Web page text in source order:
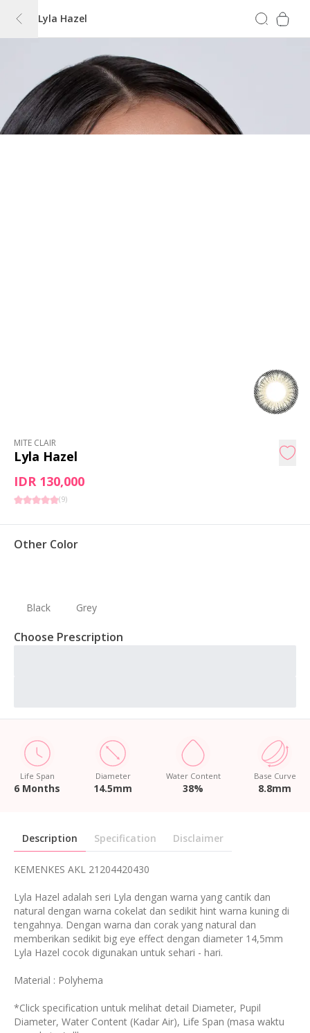
Lyla Hazel
MITE CLAIR
Lyla Hazel
(9)
IDR 130,000
Life Span
6 Months
Diameter
14.5mm
Water Content
38%
Base Curve
8.8mm
Other Color
Black Grey
Choose Prescription
Description Specification Disclaimer
KEMENKES AKL 21204420430
Lyla Hazel adalah seri Lyla dengan warna yang cantik dan
natural dengan warna cokelat dan sedikit hint warna kuning di
tengahnya. Dengan warna dan corak yang natural dan
memberikan sedikit big eye effect dengan diameter 14,5mm
Lyla Hazel cocok digunakan untuk sehari - hari.
Material : Polyhema
*Click specification untuk melihat detail Diameter, Pupil
Diameter, Water Content (Kadar Air), Life Span (masa waktu